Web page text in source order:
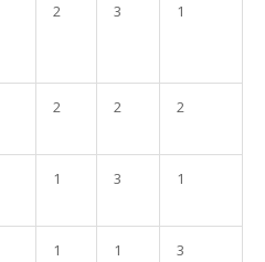
2 3 1
2 2 2
1 3 1
1 1 3